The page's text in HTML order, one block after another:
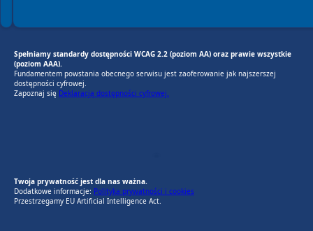
Spełniamy standardy dostępności WCAG 2.2 (poziom AA) oraz prawie wszystkie
(poziom AAA).
Fundamentem powstania obecnego serwisu jest zaoferowanie jak najszerszej
dostępności cyfrowej.
Zapoznaj się Deklaracją dostępności cyfrowej.
Twoja prywatność jest dla nas ważna.
Dodatkowe informacje: Polityka prywatności i cookies
Przestrzegamy EU Artificial Intelligence Act.